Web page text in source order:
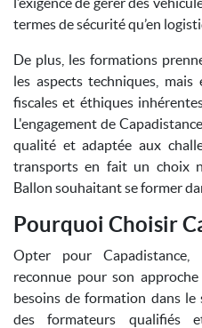
termes de sécurité qu’en
De plus, les formations
les aspects techniques, mais
fiscales et éthiques
L'engagement de
qualité et adaptée aux
transports en fait un choix
Ballon souhaitant se former
Pourquoi Choisir
Opter pour
reconnue pour son
besoins de formation dans
des formateurs qualifiés